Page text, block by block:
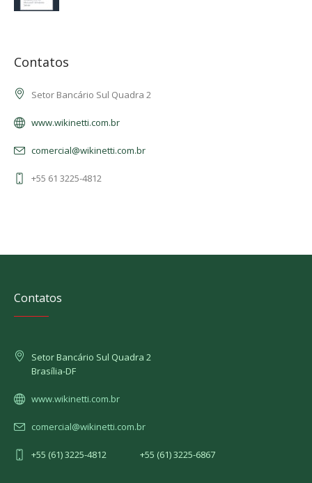
Contatos
Setor Bancário Sul Quadra 2
www.wikinetti.com.br
comercial@wikinetti.com.br
+55 61 3225-4812
Contatos
Setor Bancário Sul Quadra 2
Brasília-DF
www.wikinetti.com.br
comercial@wikinetti.com.br
+55 (61) 3225-4812 +55 (61) 3225-6867